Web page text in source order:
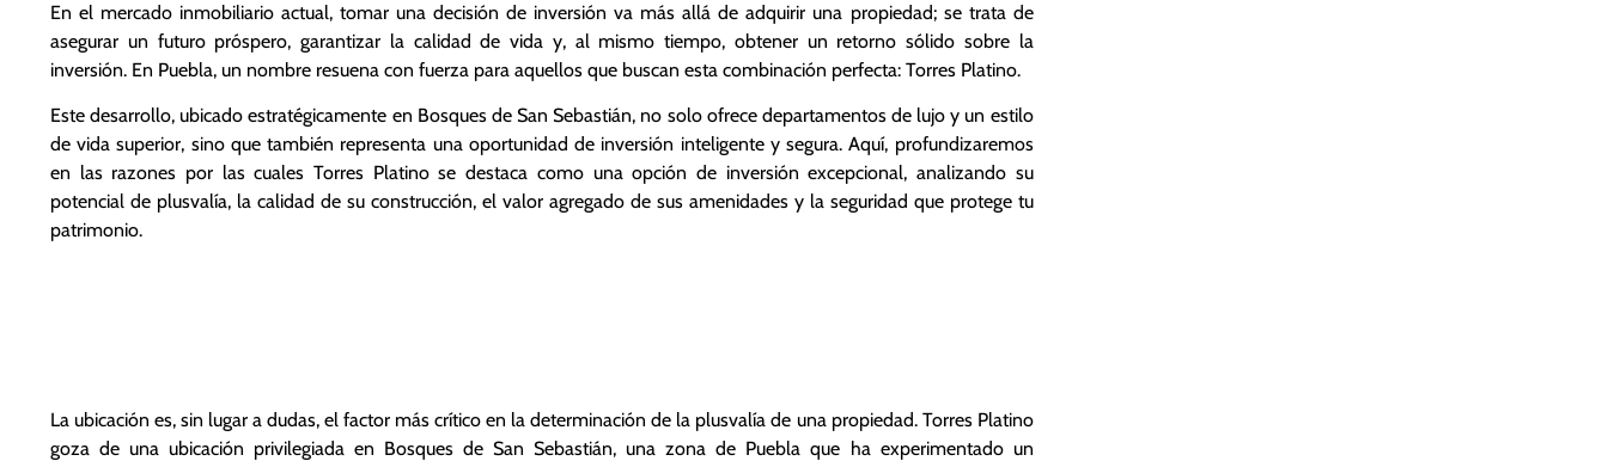
En el mercado inmobiliario actual, tomar una decisión de inversión va más allá de adquirir una propiedad; se trata de
asegurar un futuro próspero, garantizar la calidad de vida y, al mismo tiempo, obtener un retorno sólido sobre la
inversión. En Puebla, un nombre resuena con fuerza para aquellos que buscan esta combinación perfecta: Torres Platino.
Este desarrollo, ubicado estratégicamente en Bosques de San Sebastián, no solo ofrece departamentos de lujo y un estilo
de vida superior, sino que también representa una oportunidad de inversión inteligente y segura. Aquí, profundizaremos
en las razones por las cuales Torres Platino se destaca como una opción de inversión excepcional, analizando su
potencial de plusvalía, la calidad de su construcción, el valor agregado de sus amenidades y la seguridad que protege tu
patrimonio.
La ubicación es, sin lugar a dudas, el factor más crítico en la determinación de la plusvalía de una propiedad. Torres Platino
goza de una ubicación privilegiada en Bosques de San Sebastián, una zona de Puebla que ha experimentado un